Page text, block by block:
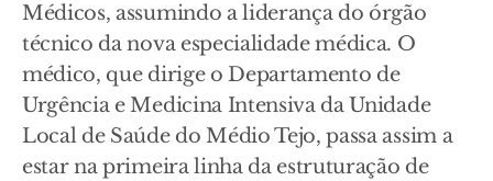
Médicos, assumindo a liderança do órgão
técnico da nova especialidade médica. O
médico, que dirige o Departamento de
Urgência e Medicina Intensiva da Unidade
Local de Saúde do Médio Tejo, passa assim a
estar na primeira linha da estruturação de